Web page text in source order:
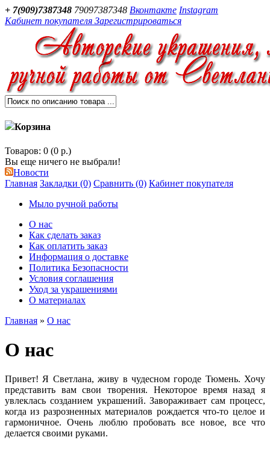
+ 7(909)7387348 79097387348 Вконтакте Instagram
Кабинет покупателя Зарегистрироваться
Корзина
Товаров: 0 (0 р.)
Вы еще ничего не выбрали!
Новости
Главная Закладки (0) Сравнить (0) Кабинет покупателя
Мыло ручной работы
О нас
Как сделать заказ
Как оплатить заказ
Информация о доставке
Политика Безопасности
Условия соглашения
Уход за украшениями
О материалах
Главная » О нас
О нас
Привет! Я Светлана, живу в чудесном городе Тюмень. Хочу
представить вам свои творения. Некоторое время назад я
увлеклась созданием украшений. Завораживает сам процесс,
когда из разрозненных материалов рождается что-то целое и
гармоничное. Очень люблю пробовать все новое, все что
делается своими руками.